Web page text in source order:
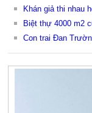
Khán giả thi nhau
Biệt thự 4000 m2
Con trai Đan